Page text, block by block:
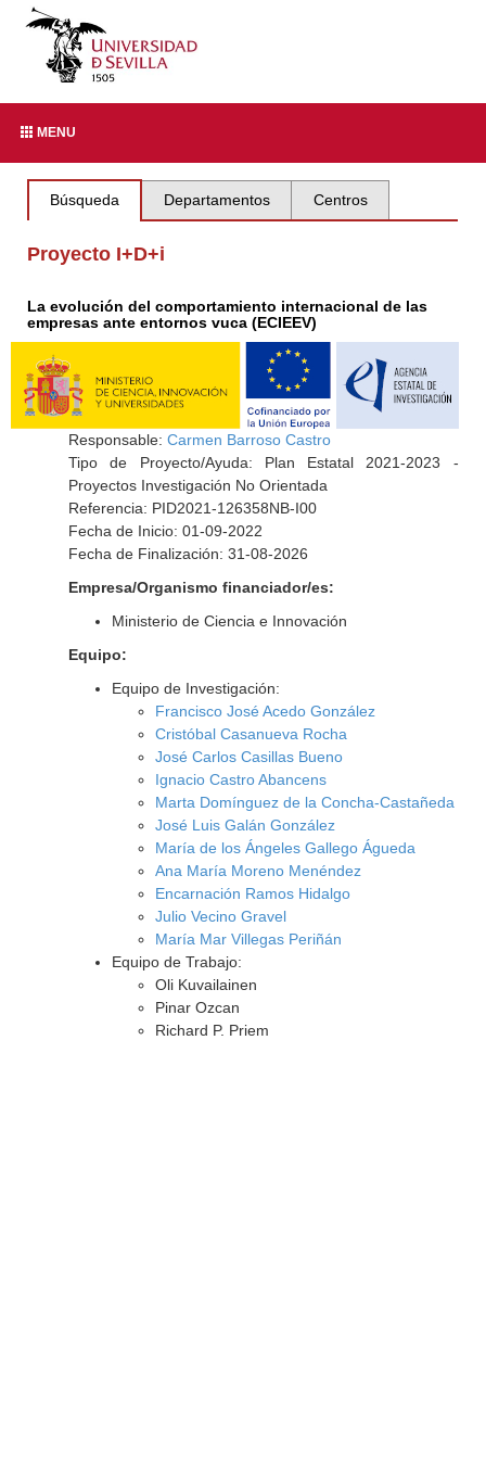
MENU
Búsqueda Departamentos Centros
Proyecto I+D+i
La evolución del comportamiento internacional de las
empresas ante entornos vuca (ECIEEV)
Responsable: Carmen Barroso Castro
Tipo de Proyecto/Ayuda: Plan Estatal 2021-2023 -
Proyectos Investigación No Orientada
Referencia: PID2021-126358NB-I00
Fecha de Inicio: 01-09-2022
Fecha de Finalización: 31-08-2026
Empresa/Organismo financiador/es:
Ministerio de Ciencia e Innovación
Equipo:
Equipo de Investigación:
Francisco José Acedo González
Cristóbal Casanueva Rocha
José Carlos Casillas Bueno
Ignacio Castro Abancens
Marta Domínguez de la Concha-Castañeda
José Luis Galán González
María de los Ángeles Gallego Águeda
Ana María Moreno Menéndez
Encarnación Ramos Hidalgo
Julio Vecino Gravel
María Mar Villegas Periñán
Equipo de Trabajo:
Oli Kuvailainen
Pinar Ozcan
Richard P. Priem